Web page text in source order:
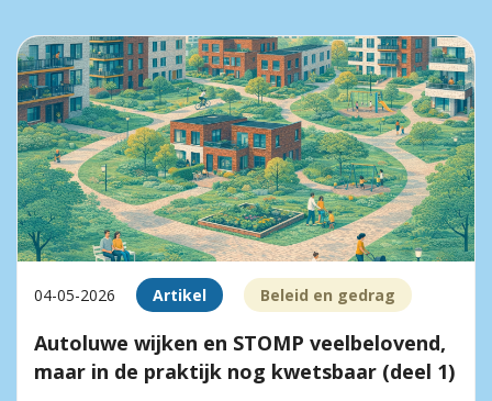
04-05-2026 Artikel Beleid en gedrag
Autoluwe wijken en STOMP veelbelovend,
maar in de praktijk nog kwetsbaar (deel 1)